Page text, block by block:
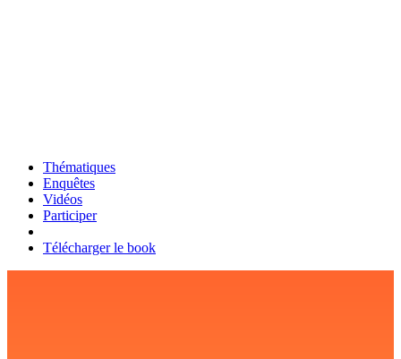
Thématiques
Enquêtes
Vidéos
Participer
Télécharger le book